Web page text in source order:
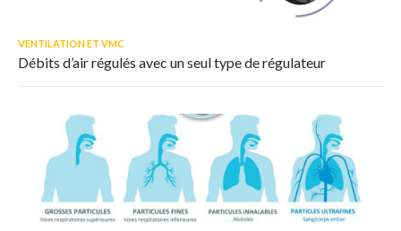
VENTILATION ET VMC
Débits d’air régulés avec un seul type de régulateur